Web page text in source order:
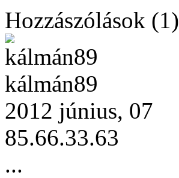
Hozzászólások (1)
kálmán89
2012 június, 07
85.66.33.63
...